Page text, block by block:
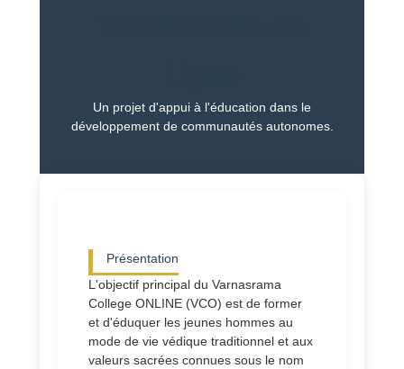
Un projet d'appui à l'éducation dans le
développement de communautés autonomes.
Présentation
L'objectif principal du Varnasrama
College ONLINE (VCO) est de former
et d'éduquer les jeunes hommes au
mode de vie védique traditionnel et aux
valeurs sacrées connues sous le nom